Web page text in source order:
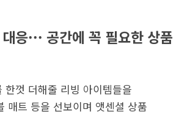
응··· 공간에 꼭 필요한 상품
껏 더해줄 리빙 아이템들을
매트 등을 선보이며 앳센셜 상품